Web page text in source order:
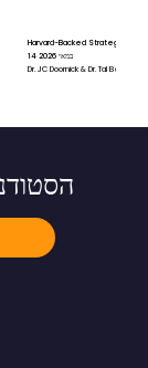
Harvard-Backed Strategies for
14 במאי 2026
Dr. JC Doornick & Dr. Tal Ben-